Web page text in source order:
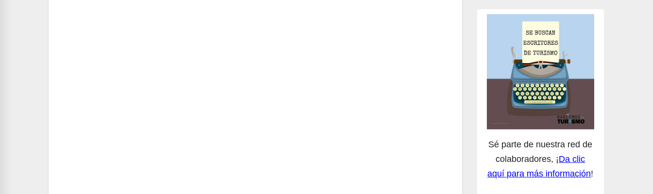
Sé parte de nuestra red de
colaboradores, ¡Da clic
aquí para más información!